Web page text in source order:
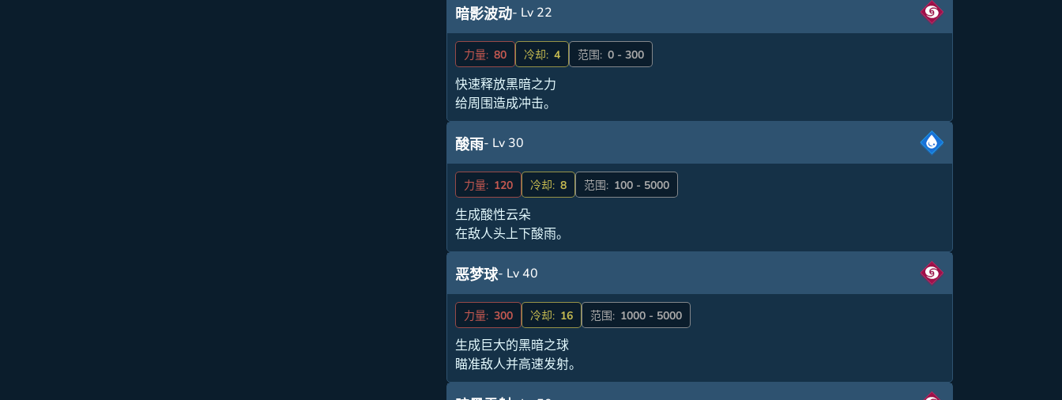
暗影波动- Lv 22
力量: 80 冷却: 4 范围: 0 - 300
快速释放黑暗之力
给周围造成冲击。
酸雨- Lv 30
力量: 120 冷却: 8 范围: 100 - 5000
生成酸性云朵
在敌人头上下酸雨。
恶梦球- Lv 40
力量: 300 冷却: 16 范围: 1000 - 5000
生成巨大的黑暗之球
瞄准敌人并高速发射。